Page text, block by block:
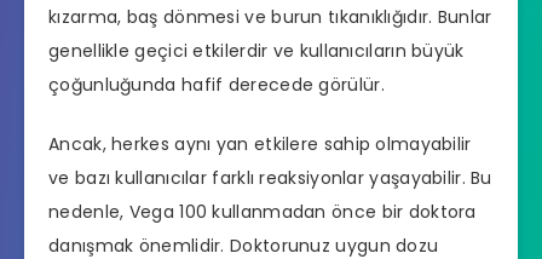
kızarma, baş dönmesi ve burun tıkanıklığıdır. Bunlar
genellikle geçici etkilerdir ve kullanıcıların büyük
çoğunluğunda hafif derecede görülür.
Ancak, herkes aynı yan etkilere sahip olmayabilir
ve bazı kullanıcılar farklı reaksiyonlar yaşayabilir. Bu
nedenle, Vega 100 kullanmadan önce bir doktora
danışmak önemlidir. Doktorunuz uygun dozu